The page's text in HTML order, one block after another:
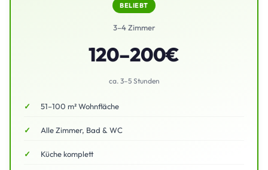
BELIEBT
3–4 Zimmer
120–200€
ca. 3–5 Stunden
51–100 m² Wohnfläche
Alle Zimmer, Bad & WC
Küche komplett